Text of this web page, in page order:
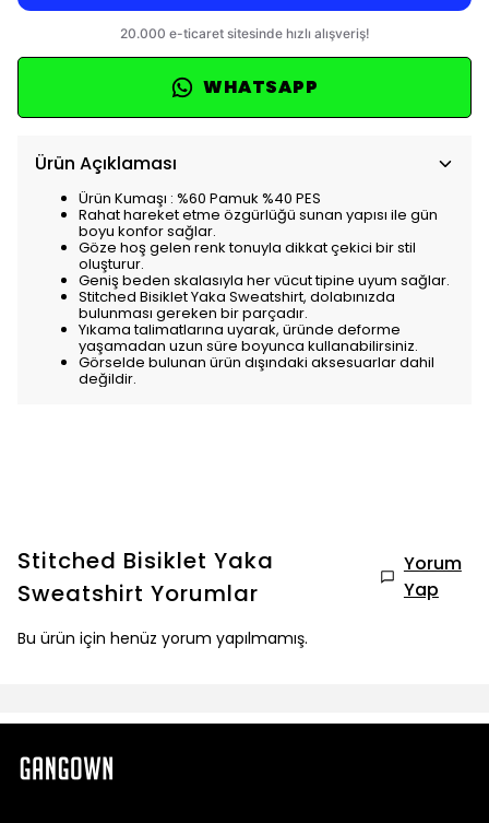
WHATSAPP
Ürün Açıklaması
Ürün Kumaşı : %60 Pamuk %40 PES
Rahat hareket etme özgürlüğü sunan yapısı ile gün
boyu konfor sağlar.
Göze hoş gelen renk tonuyla dikkat çekici bir stil
oluşturur.
Geniş beden skalasıyla her vücut tipine uyum sağlar.
Stitched Bisiklet Yaka Sweatshirt, dolabınızda
bulunması gereken bir parçadır.
Yıkama talimatlarına uyarak, üründe deforme
yaşamadan uzun süre boyunca kullanabilirsiniz.
Görselde bulunan ürün dışındaki aksesuarlar dahil
değildir.
Stitched Bisiklet Yaka
Sweatshirt Yorumlar
Yorum
Yap
Bu ürün için henüz yorum yapılmamış.